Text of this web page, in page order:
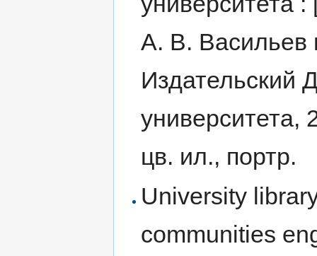
А. В. Васильев
Издательский
университета,
цв. ил., портр.
University
communities